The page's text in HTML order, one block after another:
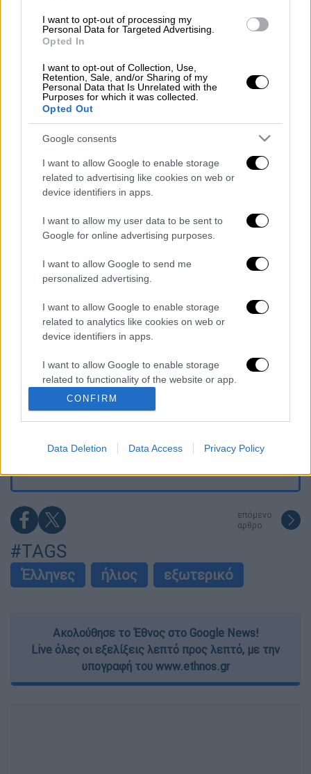
I want to opt-out of processing my
Personal Data for Targeted Advertising.
Opted In
I want to opt-out of Collection, Use,
Retention, Sale, and/or Sharing of my
Personal Data that Is Unrelated with the
Purposes for which it was collected.
Opted Out
Google consents
I want to allow Google to enable storage
related to advertising like cookies on web or
device identifiers in apps.
I want to allow my user data to be sent to
Google for online advertising purposes.
I want to allow Google to send me
personalized advertising.
I want to allow Google to enable storage
related to analytics like cookies on web or
device identifiers in apps.
I want to allow Google to enable storage
related to functionality of the website or app.
I want to allow Google to enable storage
related to personalization.
I want to allow Google to enable storage
user protection.
CONFIRM
Data Deletion Data Access Privacy Policy
Τα σχολιά σας δημοσιεύονται άμεσα με δική σας ευθύνη. Το
ΕΘΝΟΣ θα παρεμβαίνει και τα προσβλητικά σχόλια θα
διαγράφονται
Διαβάστε ακόμη
O στρατηγός ήταν σχιζοφρενής, εμμονικός,
πλησίαζε τα 75 όταν τον αντάμωσε η δόξα –
Εκείνος που άλλαξε την πορεία της
Ελισάβετ Κωνσταντινίδου στο ethnos.gr:
«Κάθε πόλεμος είναι ένας εμφύλιος, όλοι
είμαστε αδέλφια»
Στον εισαγγελέα ο ιδιοκτήτης του beach
bar για τον θάνατο του 4χρονου στην Πάρο -
Στο «μικροσκόπιο» ο ρόλος του
ναυαγοσώστη
ημέρες - «Το 90% των πυρκαγιών οφείλεται
σε αμέλεια»
επόμενο
άρθρο
#TAGS
Έλληνες ήλιος εξωτερικό
Ακολούθησε το Έθνος στο Google News!
Live όλες οι εξελίξεις λεπτό προς λεπτό, με την
υπογραφή του www.ethnos.gr